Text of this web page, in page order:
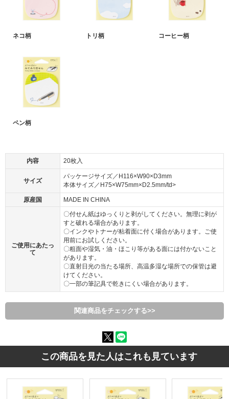
ネコ柄 トリ柄 コーヒー柄
ペン柄
内容 20枚入
サイズ
パッケージサイズ／H116×W90×D3mm
本体サイズ／H75×W75mm×D2.5mm/td>
原産国 MADE IN CHINA
ご使用にあたっ
て
〇付せん紙はゆっくりと剥がしてください。無理に剥が
すと破れる場合があります。
〇インクやトナーが粘着面に付く場合があります。ご使
用前にお試しください。
〇粗面や湿気・油・ほこり等がある面には付かないこと
があります。
〇直射日光の当たる場所、高温多湿な場所での保管は避
けてください。
〇一部の筆記具で乾きにくい場合があります。
関連商品をチェックする>>
この商品を見た人はこれも見ています